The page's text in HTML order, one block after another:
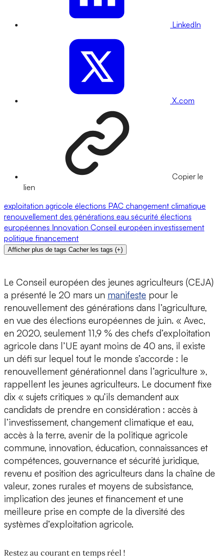
LinkedIn
X.com
Copier le
lien
exploitation agricole élections PAC changement climatique
renouvellement des générations eau sécurité élections
européennes Innovation Conseil européen investissement
politique financement
Afficher plus de tags Cacher les tags (+)
Le Conseil européen des jeunes agriculteurs (CEJA)
a présenté le 20 mars un manifeste pour le
renouvellement des générations dans l’agriculture,
en vue des élections européennes de juin. « Avec,
en 2020, seulement 11,9 % des chefs d’exploitation
agricole dans l’UE ayant moins de 40 ans, il existe
un défi sur lequel tout le monde s’accorde : le
renouvellement générationnel dans l’agriculture »,
rappellent les jeunes agriculteurs. Le document fixe
dix « sujets critiques » qu’ils demandent aux
candidats de prendre en considération : accès à
l’investissement, changement climatique et eau,
accès à la terre, avenir de la politique agricole
commune, innovation, éducation, connaissances et
compétences, gouvernance et sécurité juridique,
revenu et position des agriculteurs dans la chaîne de
valeur, zones rurales et moyens de subsistance,
implication des jeunes et financement et une
meilleure prise en compte de la diversité des
systèmes d’exploitation agricole.
Restez au courant en temps réel !